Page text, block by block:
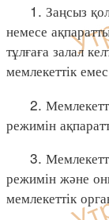
1. Заңсыз
немесе
тұлғаға залал
мемлекеттік
2.
режимін
3.
режимін және
мемлекеттік